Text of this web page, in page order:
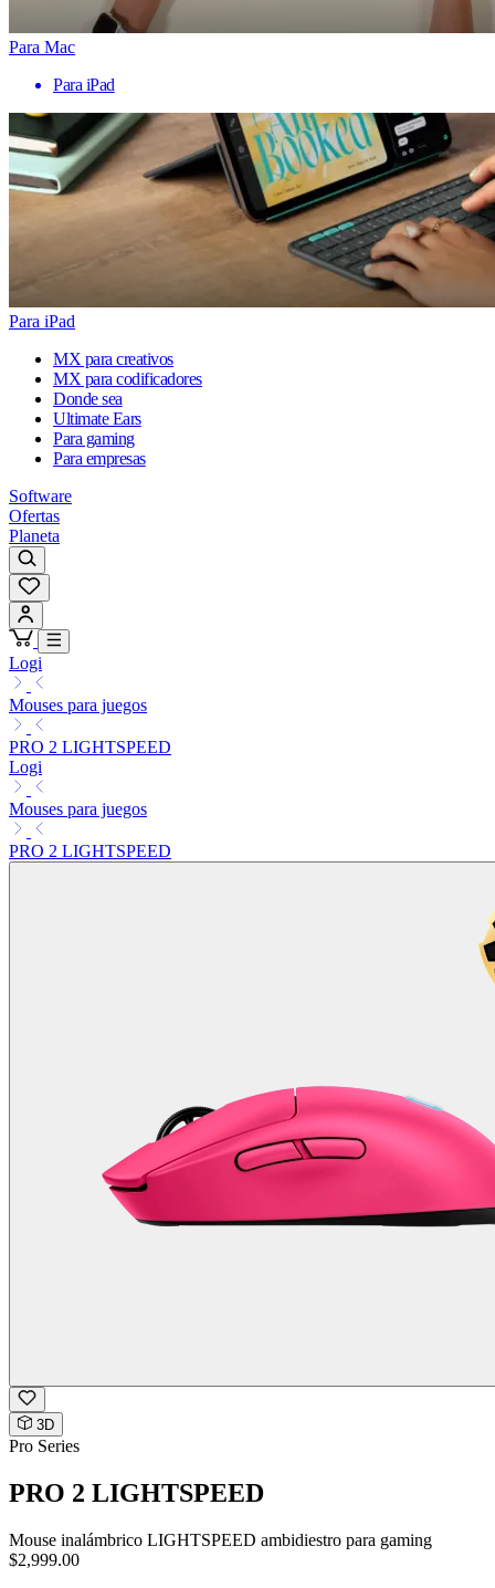
Para Mac
Para iPad
Para iPad
MX para creativos
MX para codificadores
Donde sea
Ultimate Ears
Para gaming
Para empresas
Software
Ofertas
Planeta
Logi
Mouses para juegos
PRO 2 LIGHTSPEED
Logi
Mouses para juegos
PRO 2 LIGHTSPEED
3D
Pro Series
PRO 2 LIGHTSPEED
Mouse inalámbrico LIGHTSPEED ambidiestro para gaming
$2,999.00